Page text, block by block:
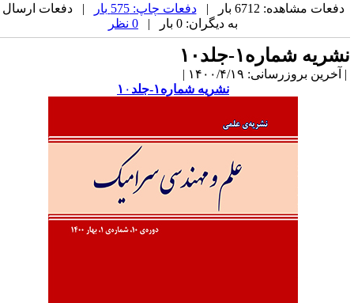
دفعات مشاهده: 6712 بار | دفعات چاپ: 575 بار
| دفعات ارسال
به دیگران: 0 بار |
شماره۱-جلد۱۰
بروزرسانی: ۱۴۰۰/۴/۱۹ |
نشریه شماره۱-جلد۱
۰